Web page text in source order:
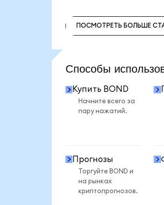
ПОСМОТРЕТЬ БОЛЬШЕ
Способы
Купить BOND
Начните всего за
пару нажатий.
Прогнозы
Торгуйте BOND и
на рынках
криптопрогнозов.